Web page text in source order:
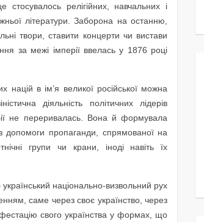
релігійних, навчальних і
літератури. Заборона на останню,
твори, ставити концерти чи вистави
за межі імперії ввелась у 1876 році
в ім’я великої російської можна
діяльність політичних лідерів
не переривалась. Вона й формувала
допомоги пропаганди, спрямованої на
групи чи крани, іноді навіть їх
національно-визвольний рух
саме через своє українство, через
свого українства у формах, що